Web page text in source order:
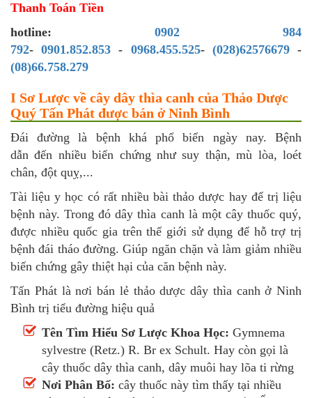
Thanh Toán Tiền
hotline: 0902 984
792-0901.852.853 - 0968.455.525- (028)62576679-
(08)66.758.279
I Sơ Lược về cây dây thìa canh của Thảo Dược
Quý Tấn Phát được bán ở Ninh Bình
Đái đường là bệnh khá phổ biến ngày nay. Bệnh
dẫn đến nhiều biến chứng như suy thận, mù lòa, loét
chân, đột quỵ,...
Tài liệu y học có rất nhiều bài thảo dược hay để trị liệu
bệnh này. Trong đó dây thìa canh là một cây thuốc quý,
được nhiều quốc gia trên thế giới sử dụng để hỗ trợ trị
bệnh đái tháo đường. Giúp ngăn chặn và làm giảm nhiều
biến chứng gây thiệt hại của căn bệnh này.
Tấn Phát là nơi bán lẻ thảo dược dây thìa canh ở Ninh
Bình trị tiểu đường hiệu quả
Tên Tìm Hiểu Sơ Lược Khoa Học: Gymnema
sylvestre (Retz.) R. Br ex Schult. Hay còn gọi là
cây thuốc dây thìa canh, dây muôi hay lõa ti rừng
Nơi Phân Bố: cây thuốc này tìm thấy tại nhiều